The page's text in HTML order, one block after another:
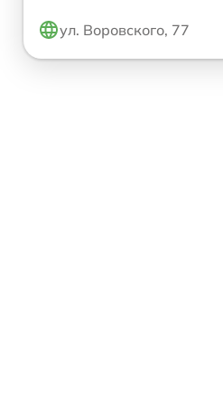
ул. Воровского, 77